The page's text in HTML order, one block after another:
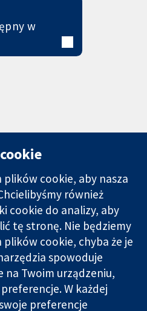
w
Brytania
Kontakt
Nowości
Biuro
prasowe
O nas
Praca
Cochrane
Library
cookie, aby nasza
również
cookie do analizy, aby
tę stronę. Nie będziemy
cookie, chyba że je
spowoduje
na Twoim urządzeniu,
W każdej
preferencje